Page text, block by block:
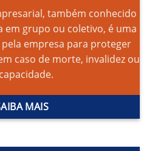
também conhecido
em grupo ou coletivo, é uma
empresa para proteger
caso de morte, invalidez ou
MAIS